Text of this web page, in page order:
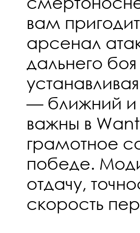
вам
арсенал
дальнего
— ближний и
важны в
грамотное
победе.
отдачу,
скорость